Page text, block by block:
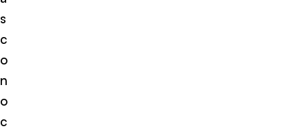
s
c
o
n
o
c